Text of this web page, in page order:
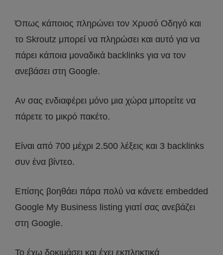
Όπως κάποιος πληρώνει τον Χρυσό Οδηγό και
το Skroutz μπορεί να πληρώσει και αυτό για να
πάρει κάποια μοναδικά backlinks για να τον
ανεβάσει στη Google.
Αν σας ενδιαφέρει μόνο μια χώρα μπορείτε να
πάρετε το μικρό πακέτο.
Είναι από 700 μέχρι 2.500 λέξεις και 3 backlinks
συν ένα βίντεο.
Επίσης βοηθάει πάρα πολύ να κάνετε embedded
Google My Business listing γιατί σας ανεβάζει
στη Google.
Το έχω δοκιμάσει και έχει εκπληκτικά